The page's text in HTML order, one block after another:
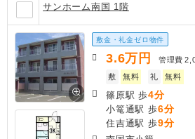
サンホーム南国 1階
敷金・礼金ゼロ物件
3.6万円 管理費
敷
無料 礼 無料
篠原駅 歩4分
小篭通駅 歩6分
住吉通駅 歩9分